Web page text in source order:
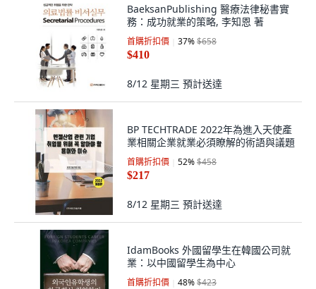
BaeksanPublishing 醫療法律秘書實
務：成功就業的策略, 李知恩 著
首購折扣價 37%$658
$410
8/12 星期三 預計送達
BP TECHTRADE 2022年為進入天使產
業相關企業就業必須瞭解的術語與議題
首購折扣價 52%$458
$217
8/12 星期三 預計送達
IdamBooks 外國留學生在韓國公司就
業：以中國留學生為中心
首購折扣價 48%$423